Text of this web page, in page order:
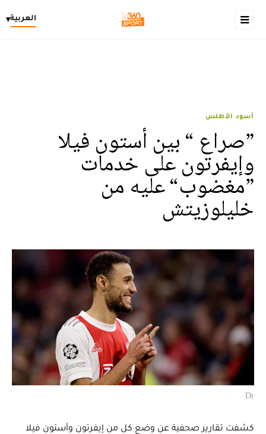
العربية▾
أسود الأطلس
”صراع “ بين أستون فيلا
وإيفرتون على خدمات
”مغضوب“ عليه من
خليلوزيتش
Dr
كشفت تقارير صحفية عن وضع كل من إيفرتون وأستون فيلا